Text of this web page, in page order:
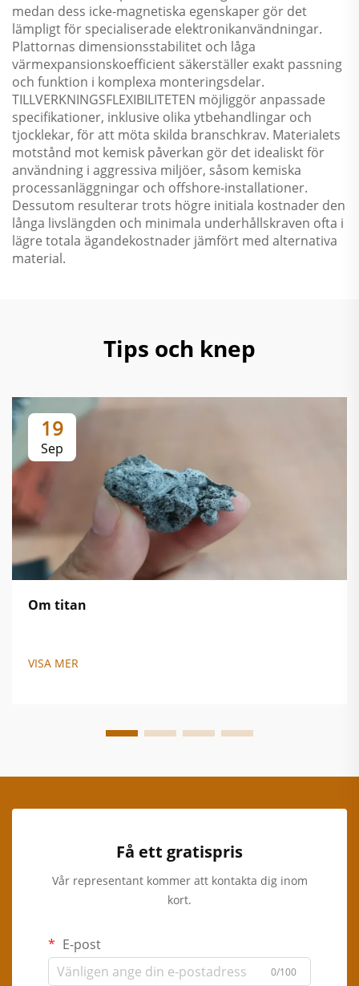
medan dess icke-magnetiska egenskaper gör det
lämpligt för specialiserade elektronikanvändningar.
Plattornas dimensionsstabilitet och låga
värmexpansionskoefficient säkerställer exakt passning
och funktion i komplexa monteringsdelar.
TILLVERKNINGSFLEXIBILITETEN möjliggör anpassade
specifikationer, inklusive olika ytbehandlingar och
tjocklekar, för att möta skilda branschkrav. Materialets
motstånd mot kemisk påverkan gör det idealiskt för
användning i aggressiva miljöer, såsom kemiska
processanläggningar och offshore-installationer.
Dessutom resulterar trots högre initiala kostnader den
långa livslängden och minimala underhållskraven ofta i
lägre totala ägandekostnader jämfört med alternativa
material.
Tips och knep
19
Sep
Om titan
VISA MER
Få ett gratispris
Vår representant kommer att kontakta dig inom
kort.
E-post
0/100